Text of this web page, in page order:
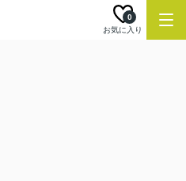
お気に入り
0